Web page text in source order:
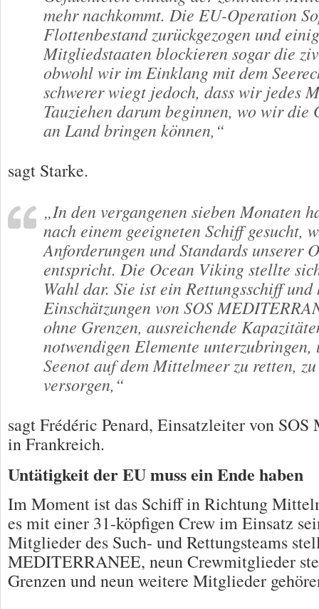
mehr nachkommt. Die EU-Operation
Flottenbestand zurückgezogen und
Mitgliedstaaten blockieren sogar die
obwohl wir im Einklang mit dem
schwerer wiegt jedoch, dass wir jedes
Tauziehen darum beginnen, wo wir die
an Land bringen können,“
sagt Starke.
„In den vergangenen sieben Monaten
nach einem geeigneten Schiff gesucht,
Anforderungen und Standards unserer
entspricht. Die Ocean Viking stellte
Wahl dar. Sie ist ein Rettungsschiff und
Einschätzungen von SOS
ohne Grenzen, ausreichende
notwendigen Elemente unterzubringen,
Seenot auf dem Mittelmeer zu retten,
versorgen,“
sagt Frédéric Penard, Einsatzleiter von
in Frankreich.
Untätigkeit der EU muss ein Ende haben
Im Moment ist das Schiff in Richtung
es mit einer 31-köpfigen Crew im Einsatz
Mitglieder des Such- und Rettungsteams
MEDITERRANEE, neun Crewmitglieder
Grenzen und neun weitere Mitglieder